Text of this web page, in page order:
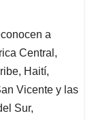
a
Central,
Haití,
Vicente y las
Sur,